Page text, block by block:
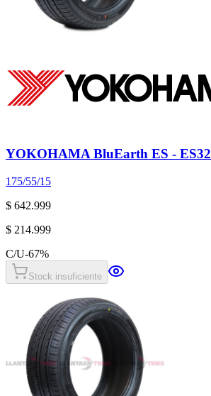
YOKOHAMA BluEarth ES - ES32
175/55/15
$ 642.999
$ 214.999
C/U-67%
Stock insuficiente